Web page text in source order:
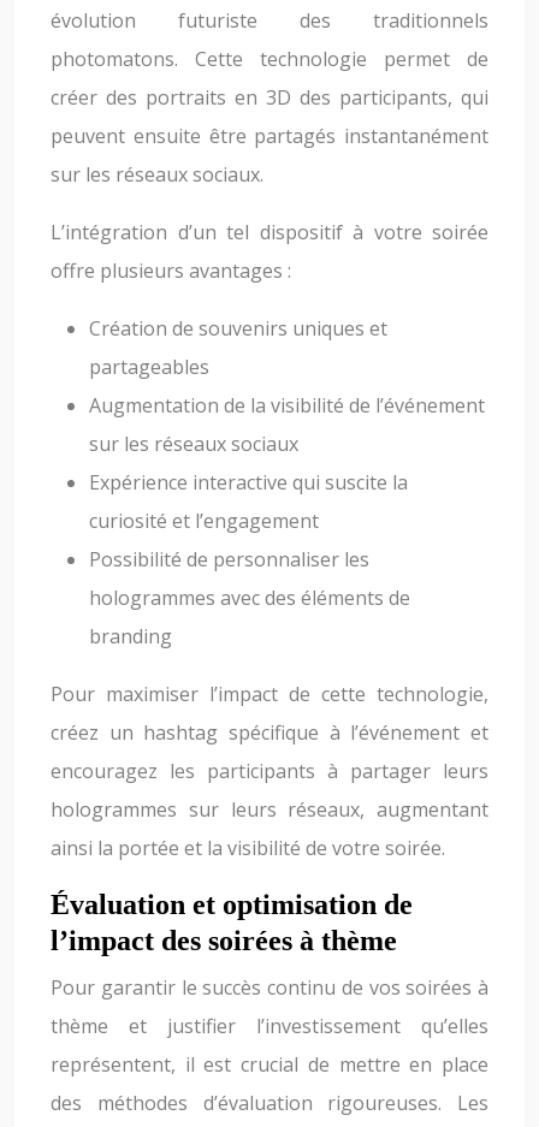
évolution futuriste des traditionnels
photomatons. Cette technologie permet de
créer des portraits en 3D des participants, qui
peuvent ensuite être partagés instantanément
sur les réseaux sociaux.
L’intégration d’un tel dispositif à votre soirée
offre plusieurs avantages :
Création de souvenirs uniques et
partageables
Augmentation de la visibilité de l’événement
sur les réseaux sociaux
Expérience interactive qui suscite la
curiosité et l’engagement
Possibilité de personnaliser les
hologrammes avec des éléments de
branding
Pour maximiser l’impact de cette technologie,
créez un hashtag spécifique à l’événement et
encouragez les participants à partager leurs
hologrammes sur leurs réseaux, augmentant
ainsi la portée et la visibilité de votre soirée.
Évaluation et optimisation de
l’impact des soirées à thème
Pour garantir le succès continu de vos soirées à
thème et justifier l’investissement qu’elles
représentent, il est crucial de mettre en place
des méthodes d’évaluation rigoureuses. Les